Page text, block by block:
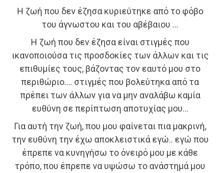
Η ζωή που δεν έζησα κυριεύτηκε από το φόβο
του άγνωστου και του αβέβαιου …
Η ζωή που δεν έζησα είναι στιγμές που
ικανοποιούσα τις προσδοκίες των άλλων και τις
επιθυμίες τους, βάζοντας τον εαυτό μου στο
περιθώριο…. στιγμές που βολεύτηκα από τα
πρέπει των άλλων για να μην αναλάβω καμία
ευθύνη σε περίπτωση αποτυχίας μου…
Για αυτή την ζωή, που μου φαίνεται πια μακρινή,
την ευθύνη την έχω αποκλειστικά εγώ.. εγώ που
έπρεπε να κυνηγήσω το όνειρό μου με κάθε
τρόπο, που έπρεπε να υψώσω το ανάστημά μου